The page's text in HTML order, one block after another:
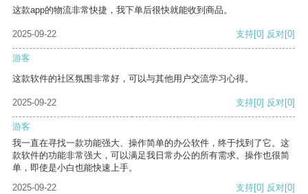
这款app的物流非常快捷，我下单后很快就能收到商品。
2025-09-22 支持[0] 反对[0]
游客
这款软件的社区氛围非常好，可以与其他用户交流学习心得。
2025-09-22 支持[0] 反对[0]
游客
我一直在寻找一款功能强大、操作简单的办公软件，终于找到了它。这
款软件的功能非常强大，可以满足我日常办公的所有需求。操作也很简
单，即使是小白也能快速上手。
2025-09-22
支持[0] 反对[0]